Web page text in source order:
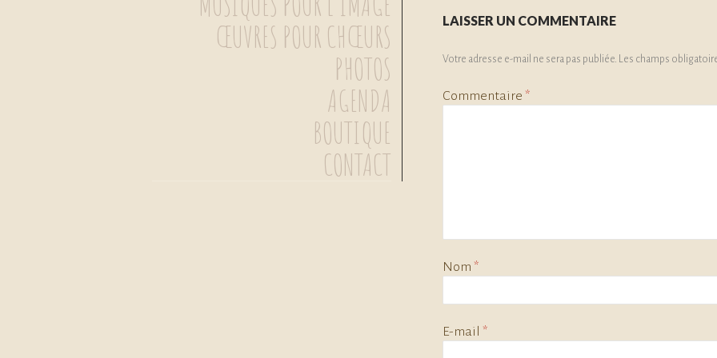
CONTENU
ŒUVRES POUR CHŒURS
PHOTOS
AGENDA
BOUTIQUE
CONTACT
LAISSER UN COMMENTAIRE
Votre adresse e-mail ne sera pas publiée. Les champs
Commentaire *
Nom *
E-mail *